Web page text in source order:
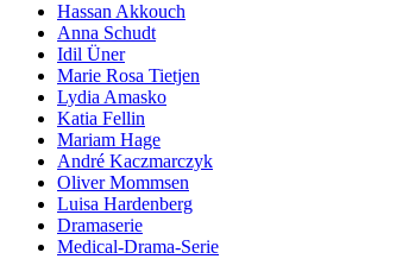
Hassan Akkouch
Anna Schudt
Idil Üner
Marie Rosa Tietjen
Lydia Amasko
Katia Fellin
Mariam Hage
André Kaczmarczyk
Oliver Mommsen
Luisa Hardenberg
Dramaserie
Medical-Drama-Serie